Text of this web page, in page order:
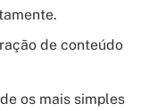
de conteúdo
os mais simples